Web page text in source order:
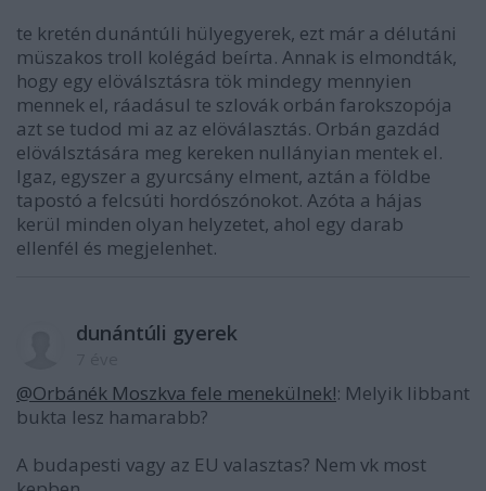
te kretén dunántúli hülyegyerek, ezt már a délutáni
müszakos troll kolégád beírta. Annak is elmondták,
hogy egy elöválsztásra tök mindegy mennyien
mennek el, ráadásul te szlovák orbán farokszopója
azt se tudod mi az az elöválasztás. Orbán gazdád
elöválsztására meg kereken nullányian mentek el.
Igaz, egyszer a gyurcsány elment, aztán a földbe
tapostó a felcsúti hordószónokot. Azóta a hájas
kerül minden olyan helyzetet, ahol egy darab
ellenfél és megjelenhet.
dunántúli gyerek
@Orbánék Moszkva fele menekülnek!: Melyik libbant
bukta lesz hamarabb?
A budapesti vagy az EU valasztas? Nem vk most